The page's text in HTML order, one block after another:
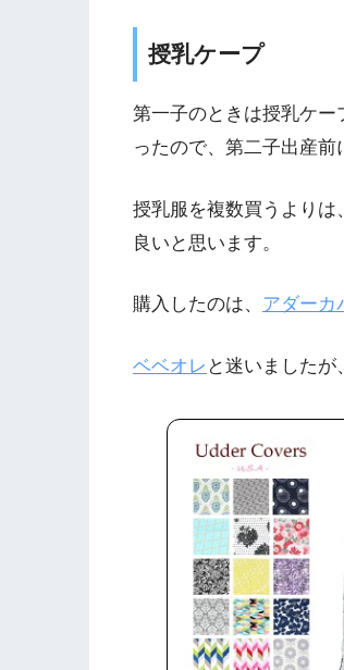
授乳ケープ
第一子のときは授乳ケ
ったので、第二子出産前
授乳服を複数買うよりは
良いと思います。
購入したのは、 アダーカ
ベベオレ と迷いましたが